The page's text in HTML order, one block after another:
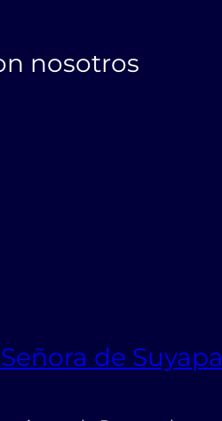
nosotros
de Suyapa